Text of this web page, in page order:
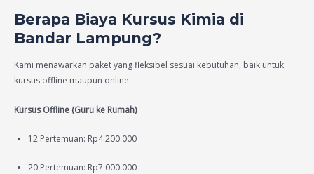
Berapa Biaya Kursus Kimia di
Bandar Lampung?
Kami menawarkan paket yang fleksibel sesuai kebutuhan, baik untuk
kursus offline maupun online.
Kursus Offline (Guru ke Rumah)
12 Pertemuan: Rp4.200.000
20 Pertemuan: Rp7.000.000